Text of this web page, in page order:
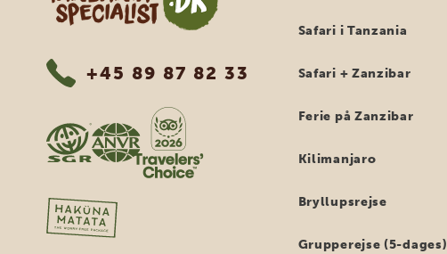
+45 89 87 82 33
Safari i Tanzania
Safari + Zanzibar
Ferie på Zanzibar
Kilimanjaro
Bryllupsrejse
Grupperejse (5-dages)